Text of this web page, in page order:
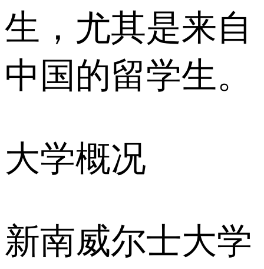
生，尤其是来自
中国的留学生。
大学概况
新南威尔士大学